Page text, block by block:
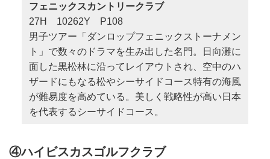
フェニックスカントリークラブ
27H 10262Y P108
男子ツアー「ダンロップフェニックストーナメン
ト」で数々のドラマを生み出した名門。日向灘に
面した黒松林に沿ってレイアウトされ、空中のハ
ザードにもなる松やシーサイドコース特有の海風
が難易度を高めている。美しく戦略性が高い日本
を代表するシーサイドコース。
④ハイビスカスゴルフクラブ